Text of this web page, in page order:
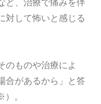
ど、治療で痛みを伴
対して怖いと感じる
のものや治療によ
合があるから」と答
。